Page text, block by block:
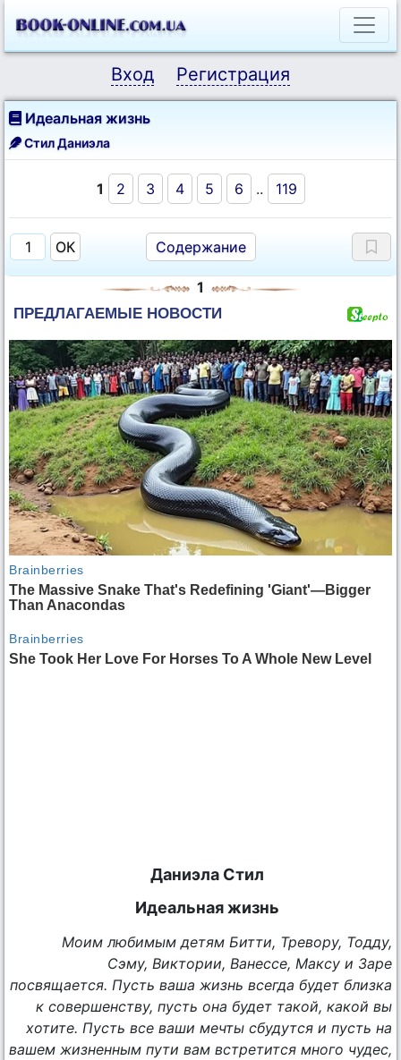
Вход Регистрация
Идеальная жизнь
Стил Даниэла
1 2 3 4 5 6 .. 119
Содержание
1
Даниэла Стил
Идеальная жизнь
Моим любимым детям Битти, Тревору, Тодду,
Сэму, Виктории, Ванессе, Максу и Заре
посвящается. Пусть ваша жизнь всегда будет близка
к совершенству, пусть она будет такой, какой вы
хотите. Пусть все ваши мечты сбудутся и пусть на
вашем жизненным пути вам встретится много чудес,